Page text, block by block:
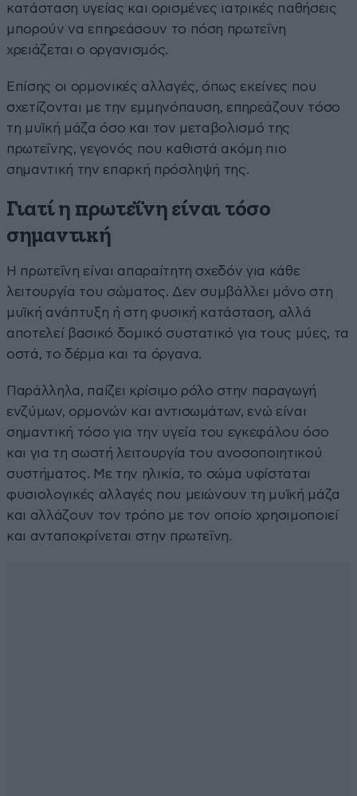
κατάσταση υγείας και ορισμένες ιατρικές παθήσεις
μπορούν να επηρεάσουν το πόση πρωτεΐνη
χρειάζεται ο οργανισμός.
Επίσης οι ορμονικές αλλαγές, όπως εκείνες που
σχετίζονται με την εμμηνόπαυση, επηρεάζουν τόσο
τη μυϊκή μάζα όσο και τον μεταβολισμό της
πρωτεΐνης, γεγονός που καθιστά ακόμη πιο
σημαντική την επαρκή πρόσληψή της.
Γιατί η πρωτεΐνη είναι τόσο
σημαντική
Η πρωτεΐνη είναι απαραίτητη σχεδόν για κάθε
λειτουργία του σώματος. Δεν συμβάλλει μόνο στη
μυϊκή ανάπτυξη ή στη φυσική κατάσταση, αλλά
αποτελεί βασικό δομικό συστατικό για τους μύες, τα
οστά, το δέρμα και τα όργανα.
Παράλληλα, παίζει κρίσιμο ρόλο στην παραγωγή
ενζύμων, ορμονών και αντισωμάτων, ενώ είναι
σημαντική τόσο για την υγεία του εγκεφάλου όσο
και για τη σωστή λειτουργία του ανοσοποιητικού
συστήματος. Με την ηλικία, το σώμα υφίσταται
φυσιολογικές αλλαγές που μειώνουν τη μυϊκή μάζα
και αλλάζουν τον τρόπο με τον οποίο χρησιμοποιεί
και ανταποκρίνεται στην πρωτεΐνη.